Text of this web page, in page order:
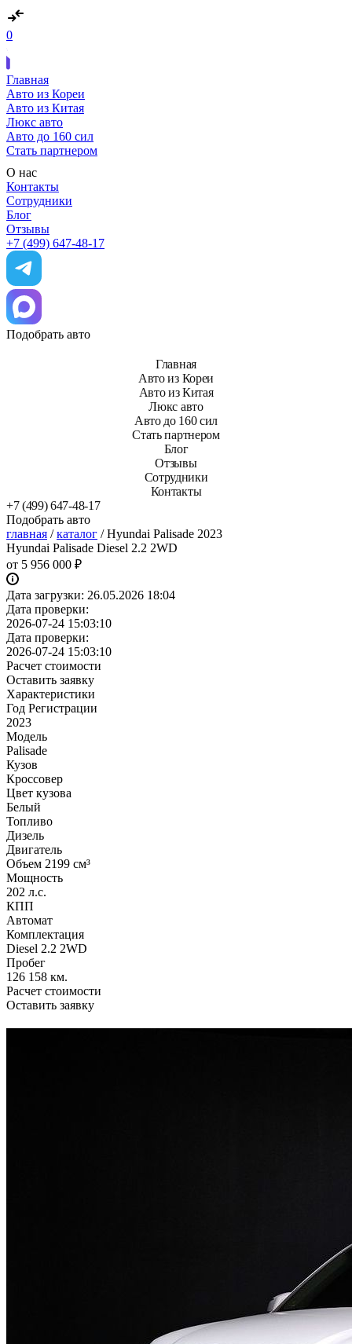
0
Главная
Авто из Кореи
Авто из Китая
Люкс авто
Авто до 160 сил
Стать партнером
О нас
Контакты
Сотрудники
Блог
Отзывы
+7 (499) 647-48-17
Подобрать авто
Главная
Авто из Кореи
Авто из Китая
Люкс авто
Авто до 160 сил
Стать партнером
Блог
Отзывы
Сотрудники
Контакты
+7 (499) 647-48-17
Подобрать авто
главная / каталог / Hyundai Palisade 2023
Hyundai Palisade Diesel 2.2 2WD
от 5 956 000 ₽
Дата загрузки: 26.05.2026 18:04
Дата проверки:
2026-07-24 15:03:10
Дата проверки:
2026-07-24 15:03:10
Расчет стоимости
Оставить заявку
Характеристики
Год Регистрации
2023
Модель
Palisade
Кузов
Кроссовер
Цвет кузова
Белый
Топливо
Дизель
Двигатель
Объем 2199 см³
Мощность
202 л.с.
КПП
Автомат
Комплектация
Diesel 2.2 2WD
Пробег
126 158 км.
Расчет стоимости
Оставить заявку